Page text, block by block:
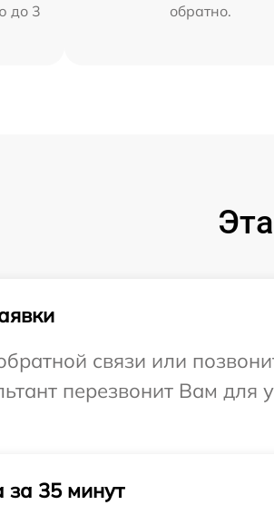
до 3
обратно.
связи или
перезвонит Вам для
за 35 минут